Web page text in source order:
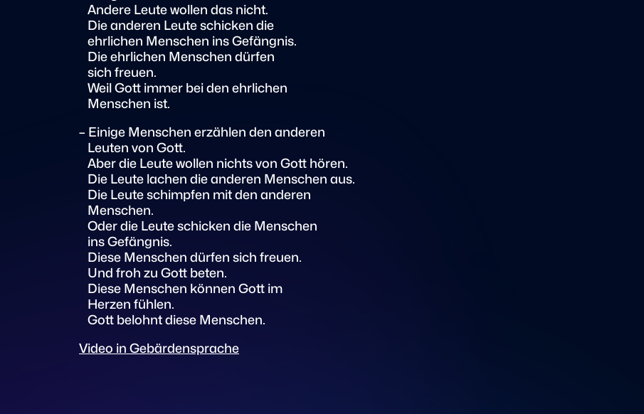
Andere Leute wollen das nicht.
Die anderen Leute schicken die
ehrlichen Menschen ins Gefängnis.
Die ehrlichen Menschen dürfen
sich freuen.
Weil Gott immer bei den ehrlichen
Menschen ist.
– Einige Menschen erzählen den anderen
Leuten von Gott.
Aber die Leute wollen nichts von Gott hören.
Die Leute lachen die anderen Menschen aus.
Die Leute schimpfen mit den anderen
Menschen.
Oder die Leute schicken die Menschen
ins Gefängnis.
Diese Menschen dürfen sich freuen.
Und froh zu Gott beten.
Diese Menschen können Gott im
Herzen fühlen.
Gott belohnt diese Menschen.
Video in Gebärdensprache